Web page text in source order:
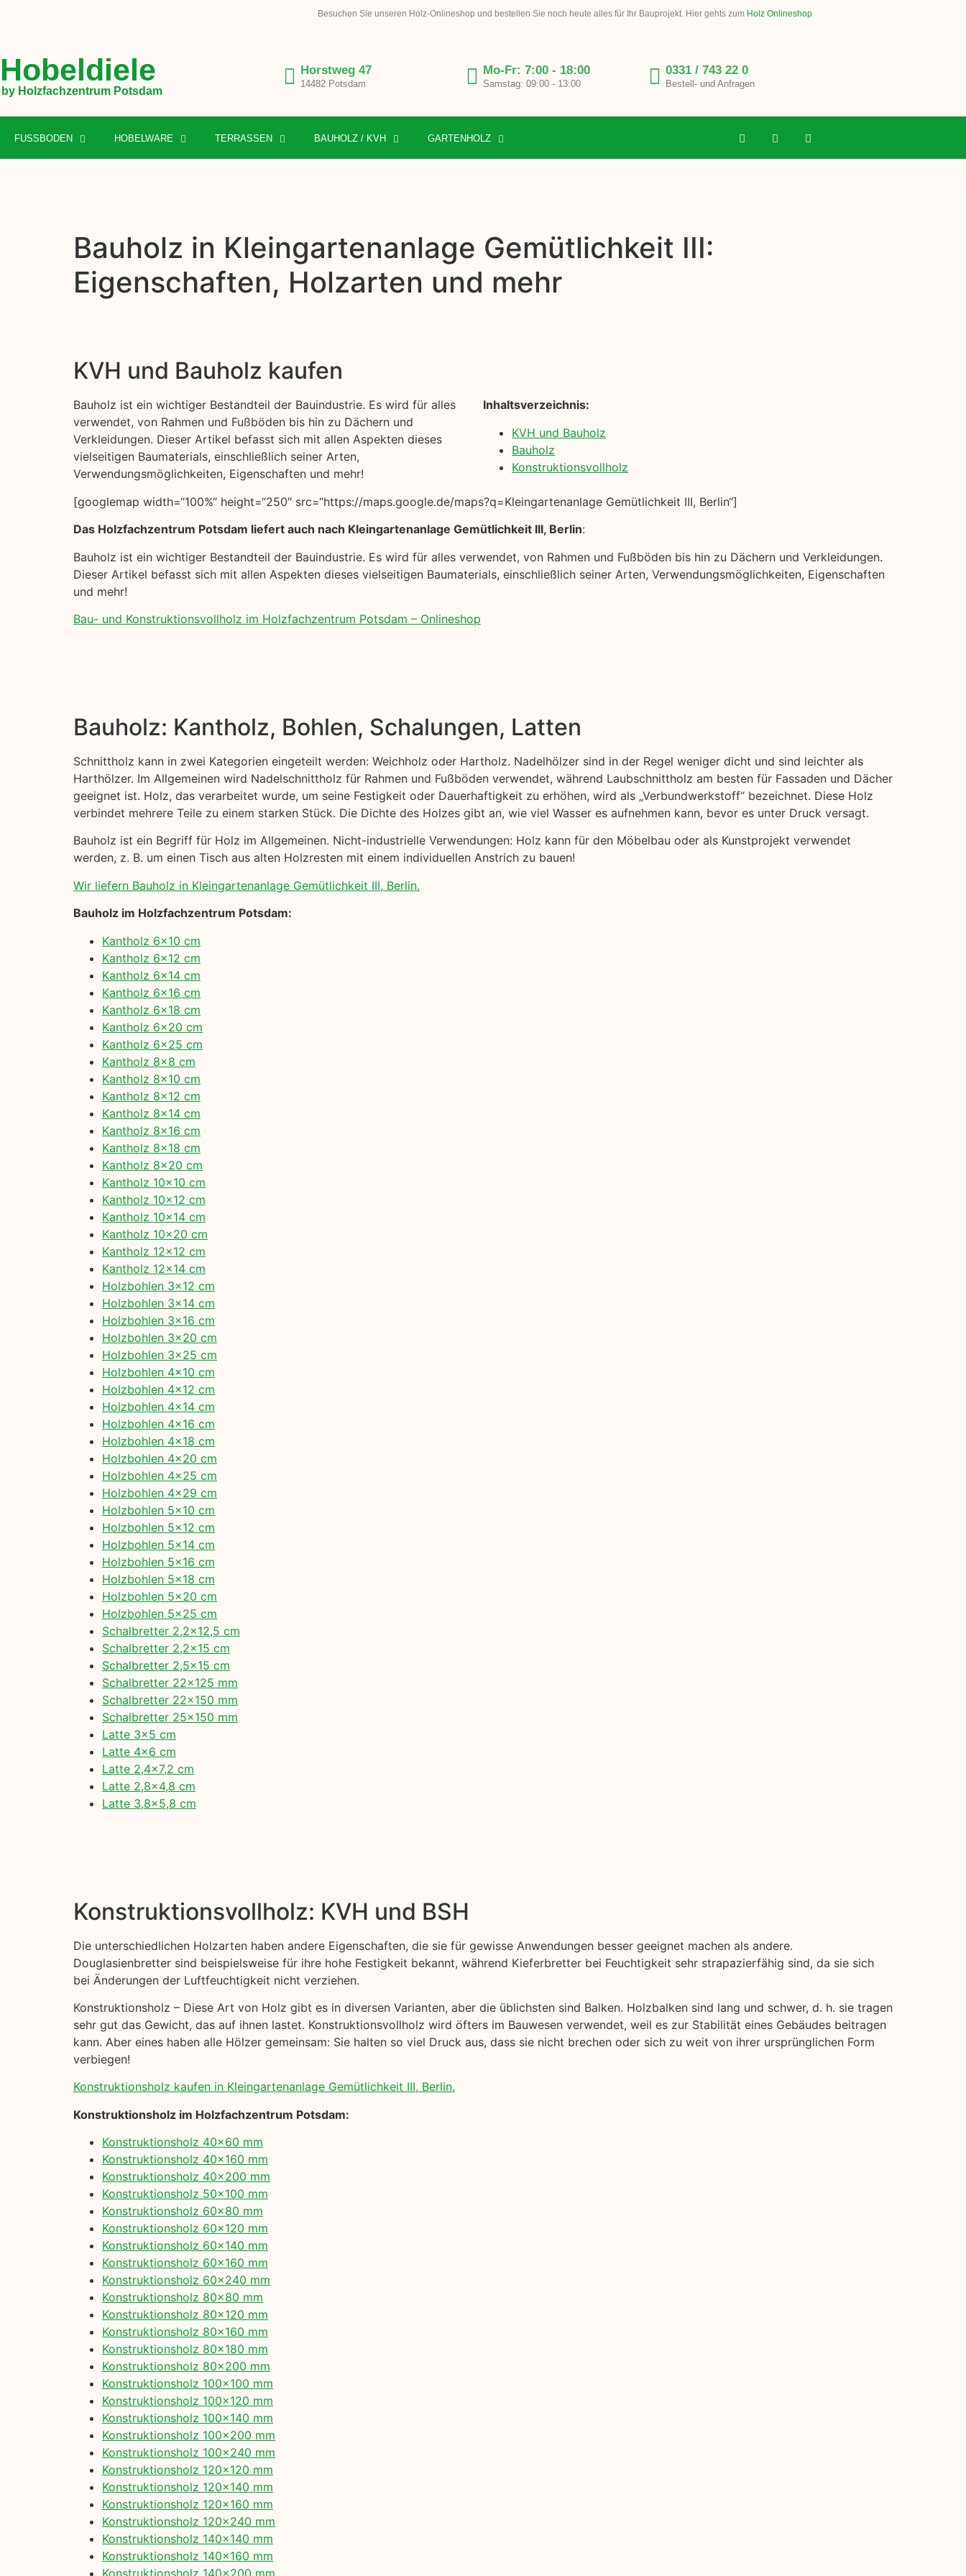
Besuchen Sie unseren Holz-Onlineshop und bestellen Sie noch heute alles für Ihr Bauprojekt. Hier gehts zum Holz Onlineshop
Hobeldiele
by Holzfachzentrum Potsdam
Horstweg 47
14482 Potsdam
Mo-Fr: 7:00 - 18:00
Samstag: 09:00 - 13:00
0331 / 743 22 0
Bestell- und Anfragen
FUSSBODEN HOBELWARE TERRASSEN BAUHOLZ / KVH GARTENHOLZ
Bauholz in Kleingartenanlage Gemütlichkeit III:
Eigenschaften, Holzarten und mehr
KVH und Bauholz kaufen
Bauholz ist ein wichtiger Bestandteil der Bauindustrie. Es wird für alles
verwendet, von Rahmen und Fußböden bis hin zu Dächern und
Verkleidungen. Dieser Artikel befasst sich mit allen Aspekten dieses
vielseitigen Baumaterials, einschließlich seiner Arten,
Verwendungsmöglichkeiten, Eigenschaften und mehr!
Inhaltsverzeichnis:
KVH und Bauholz
Bauholz
Konstruktionsvollholz
[googlemap width=“100%“ height=“250″ src=“https://maps.google.de/maps?q=Kleingartenanlage Gemütlichkeit III, Berlin“]
Das Holzfachzentrum Potsdam liefert auch nach Kleingartenanlage Gemütlichkeit III, Berlin:
Bauholz ist ein wichtiger Bestandteil der Bauindustrie. Es wird für alles verwendet, von Rahmen und Fußböden bis hin zu Dächern und Verkleidungen.
Dieser Artikel befasst sich mit allen Aspekten dieses vielseitigen Baumaterials, einschließlich seiner Arten, Verwendungsmöglichkeiten, Eigenschaften
und mehr!
Bau- und Konstruktionsvollholz im Holzfachzentrum Potsdam – Onlineshop
Bauholz: Kantholz, Bohlen, Schalungen, Latten
Schnittholz kann in zwei Kategorien eingeteilt werden: Weichholz oder Hartholz. Nadelhölzer sind in der Regel weniger dicht und sind leichter als
Harthölzer. Im Allgemeinen wird Nadelschnittholz für Rahmen und Fußböden verwendet, während Laubschnittholz am besten für Fassaden und Dächer
geeignet ist. Holz, das verarbeitet wurde, um seine Festigkeit oder Dauerhaftigkeit zu erhöhen, wird als „Verbundwerkstoff“ bezeichnet. Diese Holz
verbindet mehrere Teile zu einem starken Stück. Die Dichte des Holzes gibt an, wie viel Wasser es aufnehmen kann, bevor es unter Druck versagt.
Bauholz ist ein Begriff für Holz im Allgemeinen. Nicht-industrielle Verwendungen: Holz kann für den Möbelbau oder als Kunstprojekt verwendet
werden, z. B. um einen Tisch aus alten Holzresten mit einem individuellen Anstrich zu bauen!
Wir liefern Bauholz in Kleingartenanlage Gemütlichkeit III, Berlin.
Bauholz im Holzfachzentrum Potsdam:
Kantholz 6×10 cm
Kantholz 6×12 cm
Kantholz 6×14 cm
Kantholz 6×16 cm
Kantholz 6×18 cm
Kantholz 6×20 cm
Kantholz 6×25 cm
Kantholz 8×8 cm
Kantholz 8×10 cm
Kantholz 8×12 cm
Kantholz 8×14 cm
Kantholz 8×16 cm
Kantholz 8×18 cm
Kantholz 8×20 cm
Kantholz 10×10 cm
Kantholz 10×12 cm
Kantholz 10×14 cm
Kantholz 10×20 cm
Kantholz 12×12 cm
Kantholz 12×14 cm
Holzbohlen 3×12 cm
Holzbohlen 3×14 cm
Holzbohlen 3×16 cm
Holzbohlen 3×20 cm
Holzbohlen 3×25 cm
Holzbohlen 4×10 cm
Holzbohlen 4×12 cm
Holzbohlen 4×14 cm
Holzbohlen 4×16 cm
Holzbohlen 4×18 cm
Holzbohlen 4×20 cm
Holzbohlen 4×25 cm
Holzbohlen 4×29 cm
Holzbohlen 5×10 cm
Holzbohlen 5×12 cm
Holzbohlen 5×14 cm
Holzbohlen 5×16 cm
Holzbohlen 5×18 cm
Holzbohlen 5×20 cm
Holzbohlen 5×25 cm
Schalbretter 2,2×12,5 cm
Schalbretter 2,2×15 cm
Schalbretter 2,5×15 cm
Schalbretter 22×125 mm
Schalbretter 22×150 mm
Schalbretter 25×150 mm
Latte 3×5 cm
Latte 4×6 cm
Latte 2,4×7,2 cm
Latte 2,8×4,8 cm
Latte 3,8×5,8 cm
Konstruktionsvollholz: KVH und BSH
Die unterschiedlichen Holzarten haben andere Eigenschaften, die sie für gewisse Anwendungen besser geeignet machen als andere.
Douglasienbretter sind beispielsweise für ihre hohe Festigkeit bekannt, während Kieferbretter bei Feuchtigkeit sehr strapazierfähig sind, da sie sich
bei Änderungen der Luftfeuchtigkeit nicht verziehen.
Konstruktionsholz – Diese Art von Holz gibt es in diversen Varianten, aber die üblichsten sind Balken. Holzbalken sind lang und schwer, d. h. sie tragen
sehr gut das Gewicht, das auf ihnen lastet. Konstruktionsvollholz wird öfters im Bauwesen verwendet, weil es zur Stabilität eines Gebäudes beitragen
kann. Aber eines haben alle Hölzer gemeinsam: Sie halten so viel Druck aus, dass sie nicht brechen oder sich zu weit von ihrer ursprünglichen Form
verbiegen!
Konstruktionsholz kaufen in Kleingartenanlage Gemütlichkeit III, Berlin.
Konstruktionsholz im Holzfachzentrum Potsdam:
Konstruktionsholz 40×60 mm
Konstruktionsholz 40×160 mm
Konstruktionsholz 40×200 mm
Konstruktionsholz 50×100 mm
Konstruktionsholz 60×80 mm
Konstruktionsholz 60×120 mm
Konstruktionsholz 60×140 mm
Konstruktionsholz 60×160 mm
Konstruktionsholz 60×240 mm
Konstruktionsholz 80×80 mm
Konstruktionsholz 80×120 mm
Konstruktionsholz 80×160 mm
Konstruktionsholz 80×180 mm
Konstruktionsholz 80×200 mm
Konstruktionsholz 100×100 mm
Konstruktionsholz 100×120 mm
Konstruktionsholz 100×140 mm
Konstruktionsholz 100×200 mm
Konstruktionsholz 100×240 mm
Konstruktionsholz 120×120 mm
Konstruktionsholz 120×140 mm
Konstruktionsholz 120×160 mm
Konstruktionsholz 120×240 mm
Konstruktionsholz 140×140 mm
Konstruktionsholz 140×160 mm